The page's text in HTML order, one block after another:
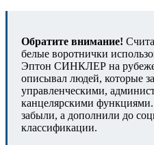
Обратите внимание!
белые воротнички
Эптон СИНКЛЕР на
описывал людей, которые
управленческими,
канцелярскими
забыли, а дополнили до
классификации.